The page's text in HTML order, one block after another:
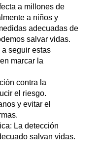
a millones de
a niños y
adecuadas de
salvar vidas.
seguir estas
marcar la
contra la
el riesgo.
y evitar el
La detección
salvan vidas.